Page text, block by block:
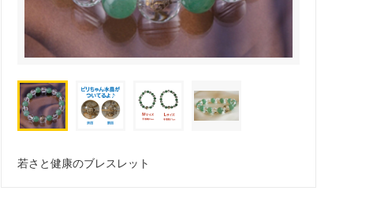
若さと健康のブレスレット